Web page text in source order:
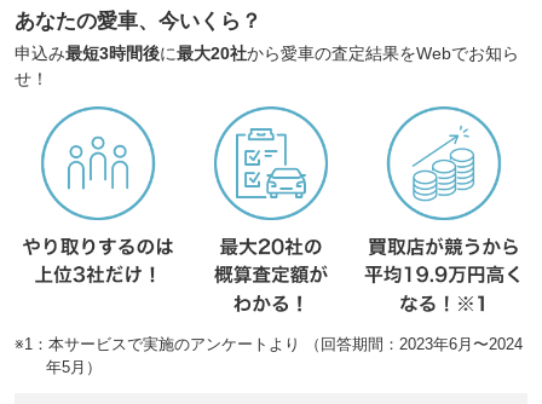
あなたの愛車、今いくら？
申込み最短3時間後に最大20社から愛車の査定結果をWebでお知ら
せ！
※1：本サービスで実施のアンケートより （回答期間：2023年6月〜2024
年5月）